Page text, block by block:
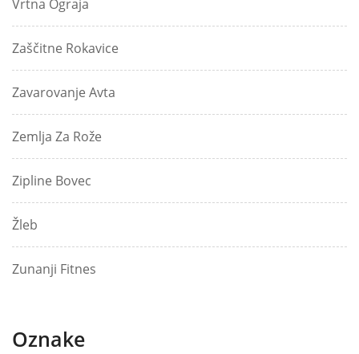
Vrtna Ograja
Zaščitne Rokavice
Zavarovanje Avta
Zemlja Za Rože
Zipline Bovec
Žleb
Zunanji Fitnes
Oznake